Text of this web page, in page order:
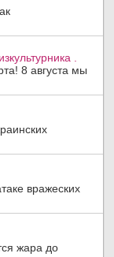
.
8 августа мы
вражеских
жара до